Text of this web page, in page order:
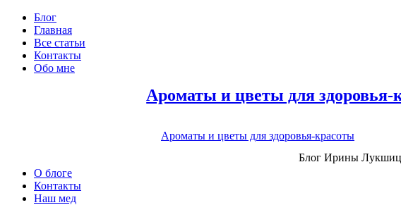
Блог
Главная
Все статьи
Контакты
Обо мне
Ароматы и цветы для здоровья-
Ароматы и цветы для здоровья-красоты
Блог Ирины Лукшиц
О блоге
Контакты
Наш мед